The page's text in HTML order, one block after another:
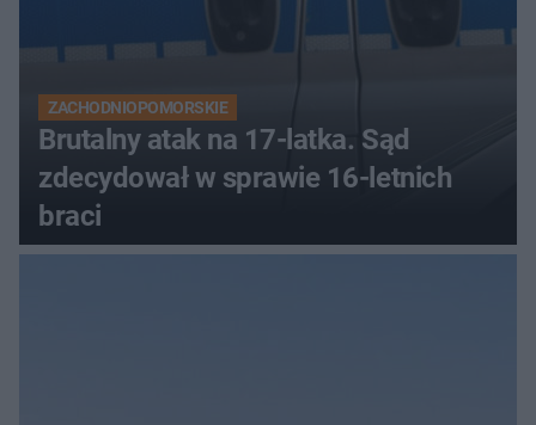
ZACHODNIOPOMORSKIE
Brutalny atak na 17-latka. Sąd
zdecydował w sprawie 16-letnich
braci